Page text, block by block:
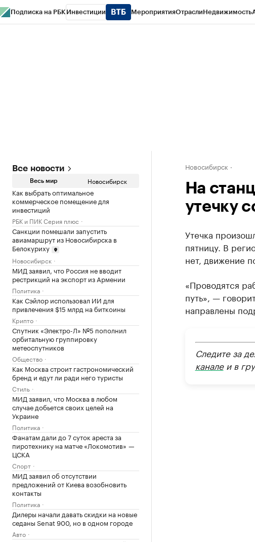
Подписка на РБК Инвестиции МероприятияОтраслиНедвижимость
Все новости
Весь мир Новосибирск
Как выбрать оптимальное
коммерческое помещение для
инвестиций
РБК и ПИК Серия плюс
Санкции помешали запустить
авиамаршрут из Новосибирска в
Белокуриху
Новосибирск
МИД заявил, что Россия не вводит
рестрикций на экспорт из Армении
Политика
Как Сэйлор использовал ИИ для
привлечения $15 млрд на биткоины
Крипто
Спутник «Электро-Л» №5 пополнил
орбитальную группировку
метеоспутников
Общество
Как Москва строит гастрономический
бренд и едут ли ради него туристы
Стиль
МИД заявил, что Москва в любом
случае добьется своих целей на
Украине
Политика
Фанатам дали до 7 суток ареста за
пиротехнику на матче «Локомотив» —
ЦСКА
Спорт
МИД заявил об отсутствии
предложений от Киева возобновить
контакты
Политика
Дилеры начали давать скидки на новые
седаны Senat 900, но в одном городе
Авто
Новосибирск
На
утечку
Утечка
пятницу. В
нет, движение
«Проводятся
путь», —
направлены
Следите за
каналеи в